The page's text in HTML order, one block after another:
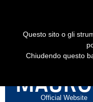
Official Website
Questo sito o gli
Chiudendo questo